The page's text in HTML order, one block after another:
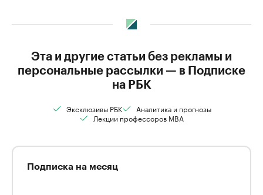
Эта и другие статьи без рекламы и
персональные рассылки — в Подписке
на РБК
Эксклюзивы РБК
Аналитика и прогнозы
Лекции профессоров MBA
Подписка на месяц